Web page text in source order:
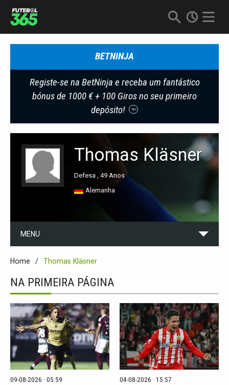
BETNINJA
Registe-se na BetNinja e receba um fantástico
bónus de 1000 € + 100 Giros no seu primeiro
depósito!
18+
Thomas Kläsner
Defesa , 49 Anos
Alemanha
MENU
Home Thomas Kläsner
NA PRIMEIRA PÁGINA
09-08-2026 · 05:59 04-08-2026 · 15:57